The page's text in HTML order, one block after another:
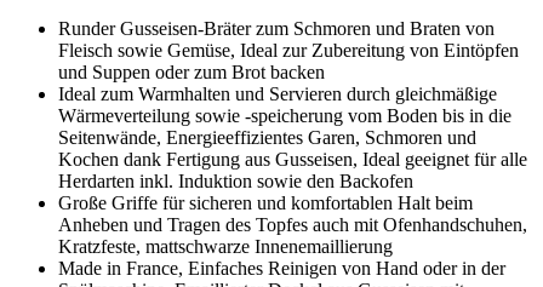
Runder Gusseisen-Bräter zum Schmoren und Braten von
Fleisch sowie Gemüse, Ideal zur Zubereitung von Eintöpfen
und Suppen oder zum Brot backen
Ideal zum Warmhalten und Servieren durch gleichmäßige
Wärmeverteilung sowie -speicherung vom Boden bis in die
Seitenwände, Energieeffizientes Garen, Schmoren und
Kochen dank Fertigung aus Gusseisen, Ideal geeignet für alle
Herdarten inkl. Induktion sowie den Backofen
Große Griffe für sicheren und komfortablen Halt beim
Anheben und Tragen des Topfes auch mit Ofenhandschuhen,
Kratzfeste, mattschwarze Innenemaillierung
Made in France, Einfaches Reinigen von Hand oder in der